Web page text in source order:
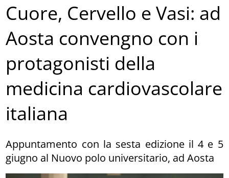
Cuore, Cervello e Vasi: ad
Aosta convengno con i
protagonisti della
medicina cardiovascolare
italiana
Appuntamento con la sesta edizione il 4 e 5
giugno al Nuovo polo universitario, ad Aosta